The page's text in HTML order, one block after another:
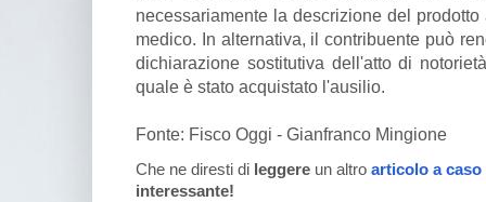
necessariamente la descrizione del
medico. In alternativa, il contribuente può
dichiarazione sostitutiva dell'atto di
quale è stato acquistato l'ausilio.
Fonte: Fisco Oggi - Gianfranco Mingione
Che ne diresti di leggere un altro articolo a caso
interessante!